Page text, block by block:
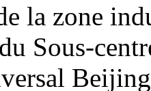
la zone
Sous-